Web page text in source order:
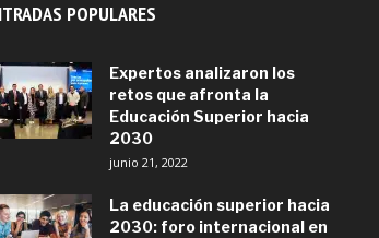
POPULARES
Expertos analizaron los
retos que afronta la
Educación Superior hacia
2030
junio 21, 2022
La educación superior hacia
2030: foro internacional en